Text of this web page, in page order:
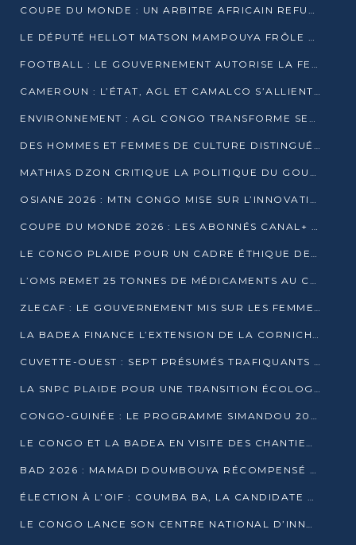
COUPE DU MONDE : UN ARBITRE AFRICAIN REFUSÉ À L’ENTRÉE DES ÉTATS-UNIS
LE DÉPUTÉ HELLOT MATSON MAMPOUYA FRÔLE LA MORT LORS D’UNE EMBUSCADE DZNS LE POOL
FOOTBALL : LE GOUVERNEMENT AUTORISE LA FECOFOOT À OCCUPER LES COMPLEXES SPORTIFS
CAMEROUN : L’ÉTAT, AGL ET CAMALCO S’ALLIENT POUR UN MÉGA-PROJET FERROVIAIRE
ENVIRONNEMENT : AGL CONGO TRANSFORME SES DÉCHETS EN OUTILS DE FORMATION
DES HOMMES ET FEMMES DE CULTURE DISTINGUÉS POUR LEUR ENGAGEMENT PAR BANTOU CULTURE
MATHIAS DZON CRITIQUE LA POLITIQUE DU GOUVERNEMENT ET ALERTE SUR LA DETTE DU CONGO
OSIANE 2026 : MTN CONGO MISE SUR L’INNOVATION POUR RELEVER LES DÉFIS AFRICAINS
COUPE DU MONDE 2026 : LES ABONNÉS CANAL+ AU CONGO DÉÇUS À QUELQUES JOURS DU COUP D’ENVOI
LE CONGO PLAIDE POUR UN CADRE ÉTHIQUE DE L’INTELLIGENCE ARTIFICIELLE À DAKAR
L’OMS REMET 25 TONNES DE MÉDICAMENTS AU CONGO POUR RENFORCER LA RIPOSTE AUX ÉPIDÉMIES
ZLECAF : LE GOUVERNEMENT MIS SUR LES FEMMES ENTREPRENEURES
LA BADEA FINANCE L’EXTENSION DE LA CORNICHE SUD DE BRAZZAVILLE
CUVETTE-OUEST : SEPT PRÉSUMÉS TRAFIQUANTS DE FAUNE INTERPELLÉS À EWO ET KELLÉ
LA SNPC PLAIDE POUR UNE TRANSITION ÉCOLOGIQUE PROGRESSIVE
CONGO-GUINÉE : LE PROGRAMME SIMANDOU 2040 AU CŒUR DES ÉCHANGES À LA BAD
LE CONGO ET LA BADEA EN VISITE DES CHANTIERS
BAD 2026 : MAMADI DOUMBOUYA RÉCOMPENSÉ PAR LE TROPHÉE BABACAR NDIAYE À BRAZZAVILLE
ÉLECTION À L’OIF : COUMBA BA, LA CANDIDATE DISCRÈTE QUI BOUSCULE LE JEU DIPLOMATIQUE
LE CONGO LANCE SON CENTRE NATIONAL D’INNOVATION